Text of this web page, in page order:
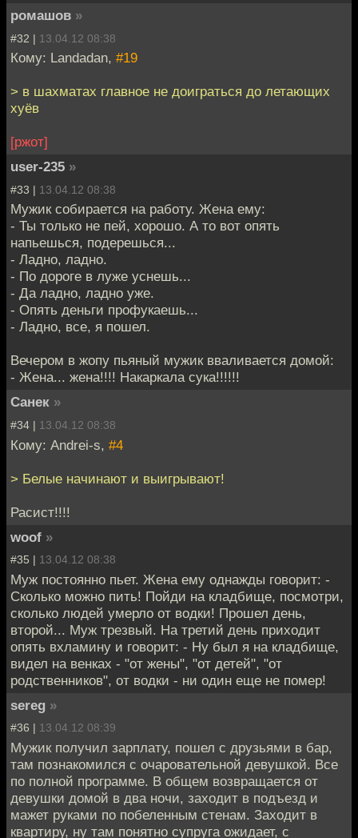
ромашов »
#32 | 13.04.12 08:38
Кому: Landadan, #19
> в шахматах главное не доиграться до летающих
хуёв
[ржот]
user-235 »
#33 | 13.04.12 08:38
Мужик собирается на работу. Жена ему:
- Ты только не пей, хорошо. А то вот опять
напьешься, подерешься...
- Ладно, ладно.
- По дороге в луже уснешь...
- Да ладно, ладно уже.
- Опять деньги профукаешь...
- Ладно, все, я пошел.
Вечером в жопу пьяный мужик вваливается домой:
- Жена... жена!!!! Накаркала сука!!!!!!
Санек »
#34 | 13.04.12 08:38
Кому: Andrei-s, #4
> Белые начинают и выигрывают!
Расист!!!!
woof »
#35 | 13.04.12 08:38
Муж постоянно пьет. Жена ему однажды говорит: -
Сколько можно пить! Пойди на кладбище, посмотри,
сколько людей умерло от водки! Прошел день,
второй... Муж трезвый. На третий день приходит
опять вхламину и говорит: - Ну был я на кладбище,
видел на венках - "от жены", "от детей", "от
родственников", от водки - ни один еще не помер!
sereg »
#36 | 13.04.12 08:39
Мужик получил зарплату, пошел с друзьями в бар,
там познакомился с очаровательной девушкой. Все
по полной программе. В общем возвращается от
девушки домой в два ночи, заходит в подъезд и
мажет руками по побеленным стенам. Заходит в
квартиру, ну там понятно супруга ожидает, с